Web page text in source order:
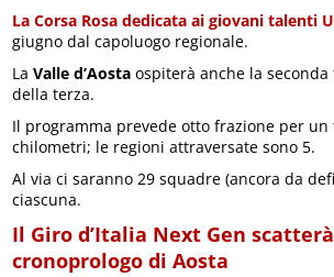
La Corsa Rosa dedicata ai giovani talenti
giugno dal capoluogo regionale.
LaValle d’Aosta ospiterà anche la
della terza.
Il programma prevede otto frazione per un
chilometri; le regioni attraversate sono 5.
Al via ci saranno 29 squadre (ancora da
ciascuna.
Il Giro d’Italia Next Gen
cronoprologo di Aosta